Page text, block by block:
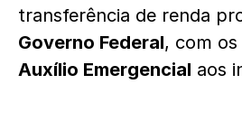
transferência de renda
Governo Federal, com
Auxílio Emergencial aos